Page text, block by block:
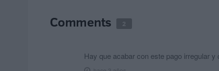
Comments 2
Hay que acabar con este pago irregular